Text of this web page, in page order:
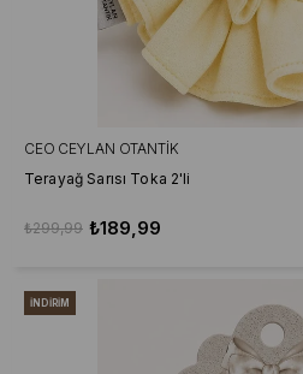
CEO CEYLAN OTANTIK
Terayağ Sarısı Toka 2'li
₺189,99
₺299,99
İNDIRIM